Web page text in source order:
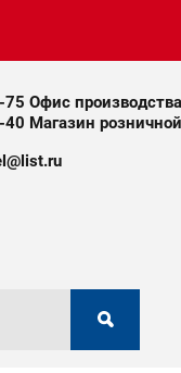
Офис производства
Магазин розничной